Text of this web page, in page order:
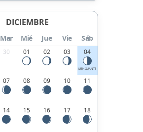
DICIEMBRE
Mar Mié Jue Vie Sáb
30 01 02 03 04
MENGUANTE
07 08 09 10 11
14 15 16 17 18